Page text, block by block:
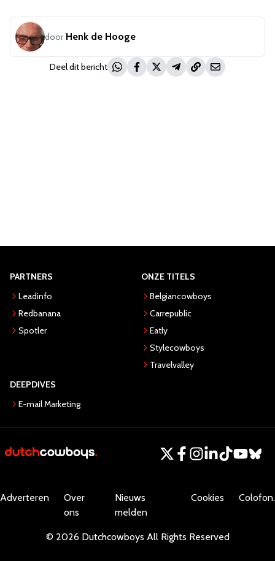
door Henk de Hooge
Deel dit bericht
PARTNERS
Leadinfo
Redbanana
Spotler
ONZE TITELS
Belgiancowboys
Carrepublic
Eatly
Stylecowboys
Travelvalley
DEEPDIVES
E-mail Marketing
Adverteren
Over
ons
Nieuws
melden
Cookies Colofon.
© 2026 Dutchcowboys All Rights Reserved